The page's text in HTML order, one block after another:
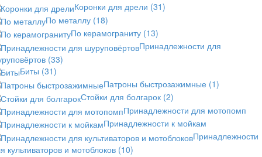
Коронки для дрели (31)
По металлу (18)
По керамограниту (13)
Принадлежности для
(33)
Биты (31)
Патроны быстрозажимные (1)
Стойки для болгарок (2)
Принадлежности для мотопомп
Принадлежности к мойкам
Принадлежности
культиваторов и мотоблоков (10)